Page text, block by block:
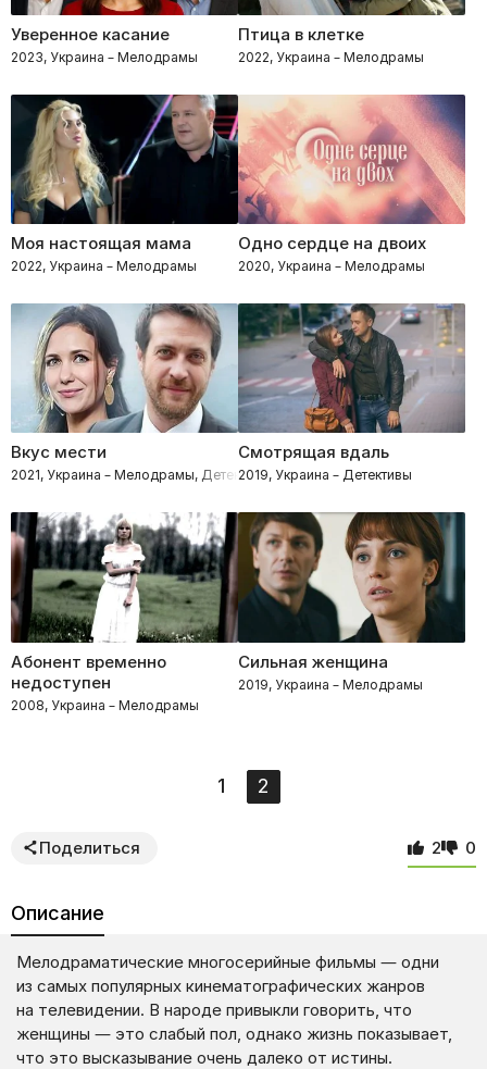
Уверенное касание
2023, Украина – Мелодрамы
Птица в клетке
2022, Украина – Мелодрамы
Моя настоящая мама
2022, Украина – Мелодрамы
Одно сердце на двоих
2020, Украина – Мелодрамы
Вкус мести
2021, Украина – Мелодрамы, Детективы
Смотрящая вдаль
2019, Украина – Детективы
Абонент временно
недоступен
2008, Украина – Мелодрамы
Сильная женщина
2019, Украина – Мелодрамы
1 2
Поделиться 2 0
Описание
Мелодраматические многосерийные фильмы — одни
из самых популярных кинематографических жанров
на телевидении. В народе привыкли говорить, что
женщины — это слабый пол, однако жизнь показывает,
что это высказывание очень далеко от истины.